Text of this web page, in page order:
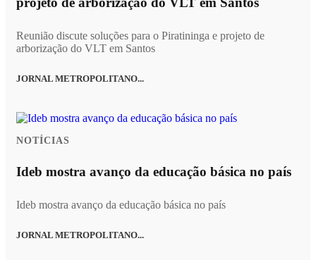
Reunião discute soluções para o Piratininga e projeto de
arborização do VLT em Santos
JORNAL METROPOLITANO...
NOTÍCIAS
Ideb mostra avanço da educação básica no país
Ideb mostra avanço da educação básica no país
JORNAL METROPOLITANO...